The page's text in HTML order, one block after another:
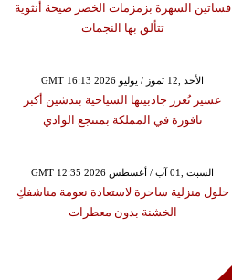
فساتين السهرة بزمزمات الخصر صيحة أنثوية
تتألق بها النجمات
GMT 16:13 2026 الأحد ,12 تموز / يوليو
عسير تُعزز جاذبيتها السياحية بتدشين أكبر
نافورة في المملكة بمنتجع الوادي
GMT 12:35 2026 السبت ,01 آب / أغسطس
حلول منزلية ساحرة لاستعادة نعومة مناشفكِ
الخشنة بدون معطرات